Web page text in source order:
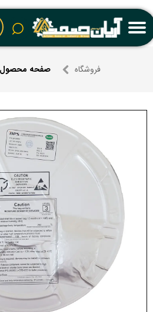
حساب کاربری من
خروج از حساب کاربری
فروشگاه صفحه محصول